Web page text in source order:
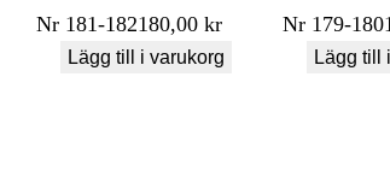
Nr 181-182180,00 kr
Lägg till i varukorg
Nr 179-180
Lägg till